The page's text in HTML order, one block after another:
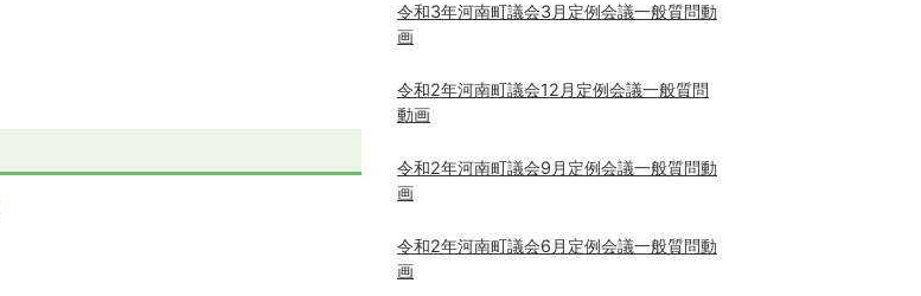
令和3年河南町議会3月定例会議一般質問動
画
令和2年河南町議会12月定例会議一般質問
動画
令和2年河南町議会9月定例会議一般質問動
画
令和2年河南町議会6月定例会議一般質問動
画